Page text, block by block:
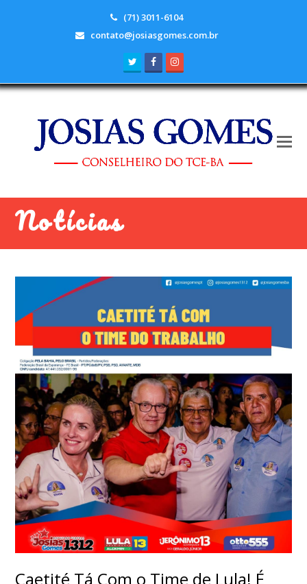
(71) 3011-6104
contato@josiasgomes.com.br
TwitterFacebook
Notícias
Caetité Tá Com o Time de Lula! É